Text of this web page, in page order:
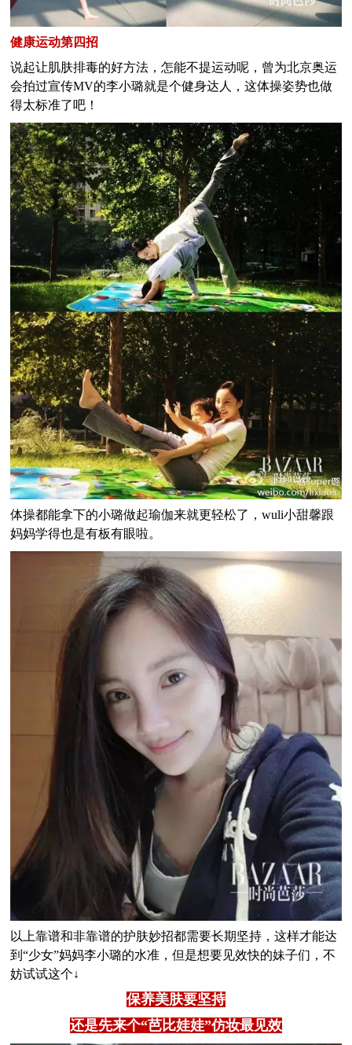
健康运动第四招
说起让肌肤排毒的好方法，怎能不提运动呢，曾为北京奥运
会拍过宣传MV的李小璐就是个健身达人，这体操姿势也做
得太标准了吧！
体操都能拿下的小璐做起瑜伽来就更轻松了，wuli小甜馨跟
妈妈学得也是有板有眼啦。
以上靠谱和非靠谱的护肤妙招都需要长期坚持，这样才能达
到“少女”妈妈李小璐的水准，但是想要见效快的妹子们，不
妨试试这个↓
保养美肤要坚持
还是先来个“芭比娃娃”仿妆最见效